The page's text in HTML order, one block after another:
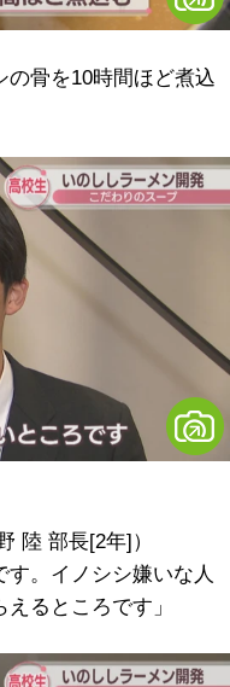
骨を10時間ほど煮込
陸 部長[2年]）
す。イノシシ嫌いな人
るところです」